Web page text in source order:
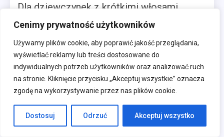
Cenimy prywatność użytkowników
Używamy plików cookie, aby poprawić jakość przeglądania,
wyświetlać reklamy lub treści dostosowane do
indywidualnych potrzeb użytkowników oraz analizować ruch
na stronie. Kliknięcie przycisku „Akceptuj wszystkie” oznacza
zgodę na wykorzystywanie przez nas plików cookie.
Dostosuj Odrzuć Akceptuj wszystko
Dla dziewczynek z krótkimi włosami
świetnym wyborem mogą być delikatne
fale lub stylowe upięcia z użyciem
ozdobnych spinek. Można również
rozważyć dodanie opaski lub wianka, które
dodadzą elegancji i uroku.
Czy można samodzielnie
wykonać fryzurę komunijną w